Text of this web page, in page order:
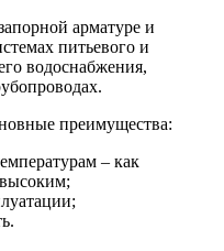
арматуре и
питьевого и
водоснабжения,
преимущества:
– как